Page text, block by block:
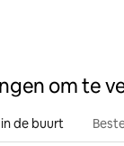
om te
de buurt